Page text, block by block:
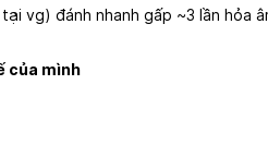
vg) đánh nhanh gấp ~3 lần hỏa
của mình